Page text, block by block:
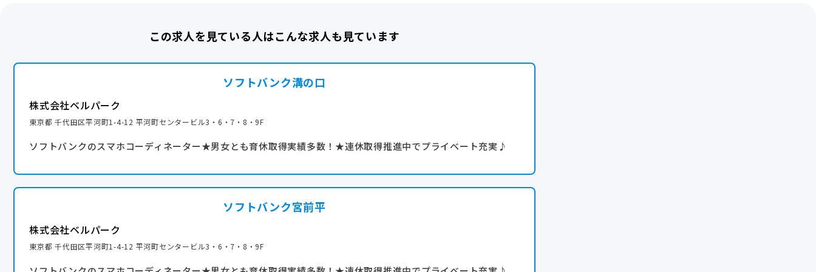
・基本情報技術者
・実践グローバルビジネス英語講座 ほか
交通費全額支給
産休・育休実績あり
この求人を見ている人はこんな求人も見ています
ソフトバンク溝の口
株式会社ベルパーク
東京都 千代田区平河町1-4-12 平河町センタービル3・6・7・8・9F
ソフトバンクのスマホコーディネーター★男女とも育休取得実績多数！★連休取得推進中でプライベート充実♪
ソフトバンク宮前平
株式会社ベルパーク
東京都 千代田区平河町1-4-12 平河町センタービル3・6・7・8・9F